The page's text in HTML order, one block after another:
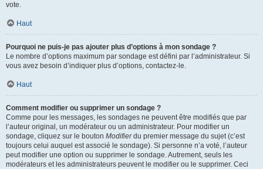
vote.
Haut
Pourquoi ne puis-je pas ajouter plus d’options à mon sondage ?
Le nombre d’options maximum par sondage est défini par l’administrateur. Si
vous avez besoin d’indiquer plus d’options, contactez-le.
Haut
Comment modifier ou supprimer un sondage ?
Comme pour les messages, les sondages ne peuvent être modifiés que par
l’auteur original, un modérateur ou un administrateur. Pour modifier un
sondage, cliquez sur le bouton Modifierdu premier message du sujet (c’est
toujours celui auquel est associé le sondage). Si personne n’a voté, l’auteur
peut modifier une option ou supprimer le sondage. Autrement, seuls les
modérateurs et les administrateurs peuvent le modifier ou le supprimer. Ceci